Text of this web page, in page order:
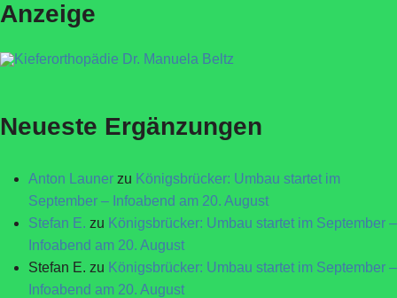
Anzeige
Neueste Ergänzungen
Anton Launer zu Königsbrücker: Umbau startet im
September – Infoabend am 20. August
Stefan E. zu Königsbrücker: Umbau startet im September –
Infoabend am 20. August
Stefan E. zu Königsbrücker: Umbau startet im September –
Infoabend am 20. August